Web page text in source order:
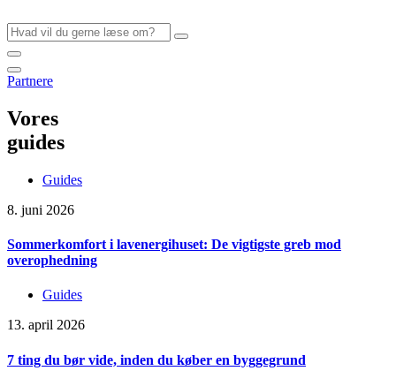
til
indhold
Partnere
Vores
guides
Guides
8. juni 2026
Sommerkomfort i lavenergihuset: De vigtigste greb mod
overophedning
Guides
13. april 2026
7 ting du bør vide, inden du køber en byggegrund